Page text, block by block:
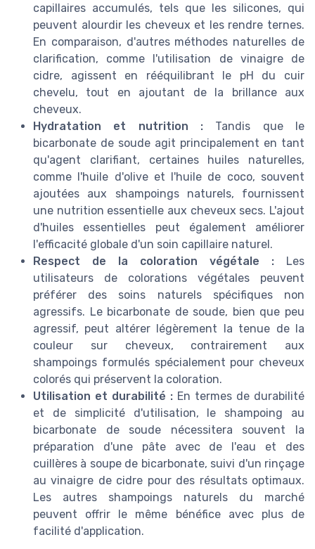
capillaires accumulés, tels que les silicones, qui
peuvent alourdir les cheveux et les rendre ternes.
En comparaison, d'autres méthodes naturelles de
clarification, comme l'utilisation de vinaigre de
cidre, agissent en rééquilibrant le pH du cuir
chevelu, tout en ajoutant de la brillance aux
cheveux.
Hydratation et nutrition : Tandis que le
bicarbonate de soude agit principalement en tant
qu'agent clarifiant, certaines huiles naturelles,
comme l'huile d'olive et l'huile de coco, souvent
ajoutées aux shampoings naturels, fournissent
une nutrition essentielle aux cheveux secs. L'ajout
d'huiles essentielles peut également améliorer
l'efficacité globale d'un soin capillaire naturel.
Respect de la coloration végétale : Les
utilisateurs de colorations végétales peuvent
préférer des soins naturels spécifiques non
agressifs. Le bicarbonate de soude, bien que peu
agressif, peut altérer légèrement la tenue de la
couleur sur cheveux, contrairement aux
shampoings formulés spécialement pour cheveux
colorés qui préservent la coloration.
Utilisation et durabilité : En termes de durabilité
et de simplicité d'utilisation, le shampoing au
bicarbonate de soude nécessitera souvent la
préparation d'une pâte avec de l'eau et des
cuillères à soupe de bicarbonate, suivi d'un rinçage
au vinaigre de cidre pour des résultats optimaux.
Les autres shampoings naturels du marché
peuvent offrir le même bénéfice avec plus de
facilité d'application.